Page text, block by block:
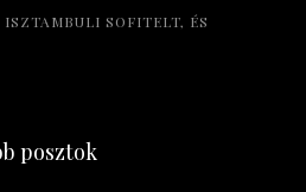
SOFITELT, ÉS
posztok